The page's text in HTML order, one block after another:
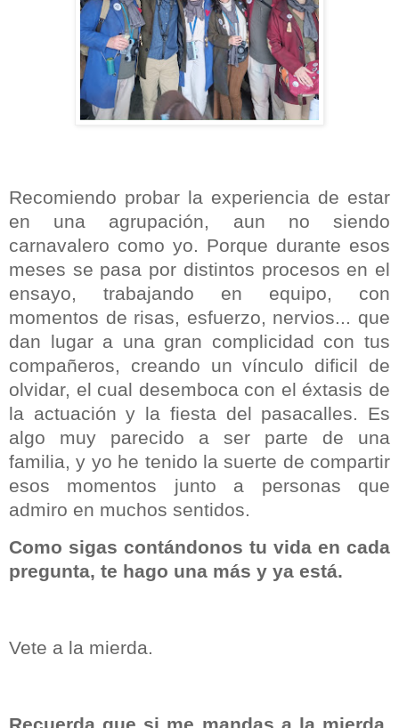
Recomiendo probar la experiencia de estar
en una agrupación, aun no siendo
carnavalero como yo. Porque durante esos
meses se pasa por distintos procesos en el
ensayo, trabajando en equipo, con
momentos de risas, esfuerzo, nervios... que
dan lugar a una gran complicidad con tus
compañeros, creando un vínculo dificil de
olvidar, el cual desemboca con el éxtasis de
la actuación y la fiesta del pasacalles. Es
algo muy parecido a ser parte de una
familia, y yo he tenido la suerte de compartir
esos momentos junto a personas que
admiro en muchos sentidos.
Como sigas contándonos tu vida en cada
pregunta, te hago una más y ya está.
Vete a la mierda.